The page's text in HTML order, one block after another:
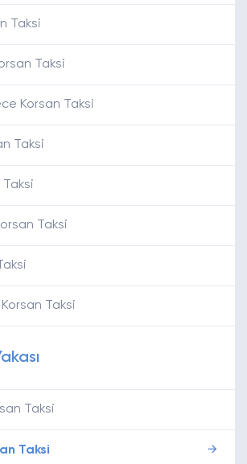
Taksi
Taksi
Korsan Taksi
Taksi
Taksi
Taksi
Taksi
Taksi
Taksi